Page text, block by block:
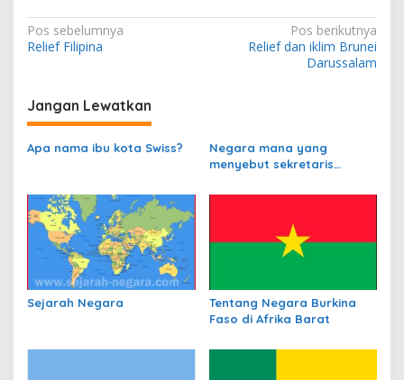
N
a
i
g
a
i
p
s
Pos sebelumnya
Relief Filipina
Pos berikutnya
Relief dan iklim Brunei
Darussalam
Jangan Lewatkan
Apa nama ibu kota Swiss?
Negara mana yang
menyebut sekretaris
perbendaharaannya
Sejarah Negara
Tentang Negara Burkina
Faso di Afrika Barat